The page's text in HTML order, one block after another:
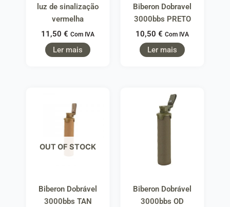
luz de sinalização
vermelha
11,50 € Com IVA
Ler mais
Biberon Dobravel
3000bbs PRETO
10,50 € Com IVA
Ler mais
OUT OF STOCK
Biberon Dobrável
3000bbs TAN
Biberon Dobrável
3000bbs OD